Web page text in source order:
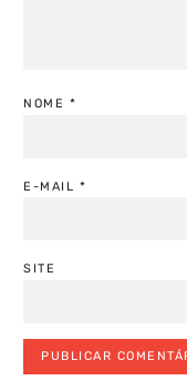
NOME *
E-MAIL *
SITE